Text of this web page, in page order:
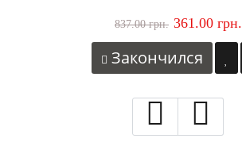
837.00 грн. 361.00 грн.
Закончился